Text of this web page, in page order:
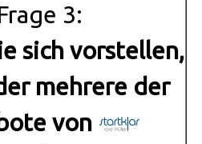
3:
sich vorstellen,
mehrere der
von